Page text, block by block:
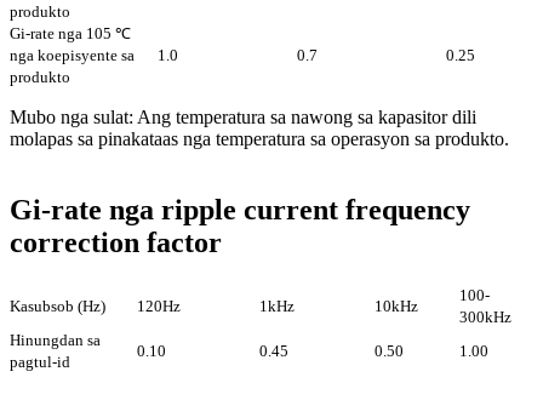
produkto
Gi-rate nga 105 ℃
nga koepisyente sa
produkto
1.0 0.7 0.25
Mubo nga sulat: Ang temperatura sa nawong sa kapasitor dili
molapas sa pinakataas nga temperatura sa operasyon sa produkto.
Gi-rate nga ripple current frequency
correction factor
Kasubsob (Hz) 120Hz 1kHz 10kHz
100-
300kHz
Hinungdan sa
pagtul-id
0.10 0.45 0.50 1.00